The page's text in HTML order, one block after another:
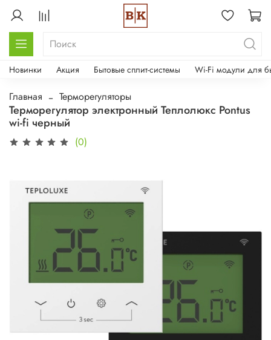
Новинки Акция Бытовые сплит-системы Wi-Fi модули для
Главная Терморегуляторы
Терморегулятор электронный Теплолюкс Pontus
wi-fi черный
(0)